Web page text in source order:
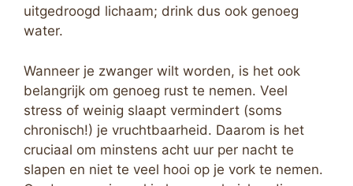
uitgedroogd lichaam; drink dus ook genoeg
water.
Wanneer je zwanger wilt worden, is het ook
belangrijk om genoeg rust te nemen. Veel
stress of weinig slaapt vermindert (soms
chronisch!) je vruchtbaarheid. Daarom is het
cruciaal om minstens acht uur per nacht te
slapen en niet te veel hooi op je vork te nemen.